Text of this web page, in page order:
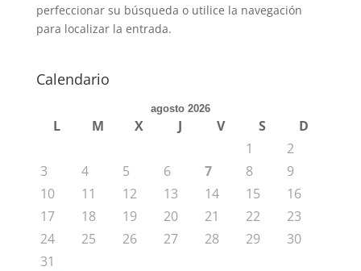
perfeccionar su búsqueda o utilice la navegación
para localizar la entrada.
Calendario
agosto 2026
L M X J V S
D
1
2
3
4 5 6 7 8
9
10
11 12 13 14 15
16
17
18 19 20 21 22
23
24
25 26 27 28 29
30
31